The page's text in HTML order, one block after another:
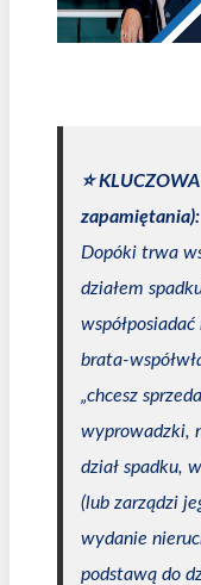
⭐️
zapamiętania):
Dopóki trwa
działem
brata-
„chcesz
wyprowadzki,
dział spadku,
(lub zarządzi
wydanie
podstawą do